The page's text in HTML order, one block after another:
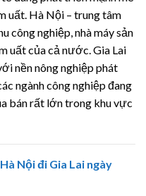
uất. Hà Nội – trung tâm
công nghiệp, nhà máy sản
uất của cả nước. Gia Lai
nền nông nghiệp phát
ngành công nghiệp đang
bán rất lớn trong khu vực
Nội đi Gia Lai ngày